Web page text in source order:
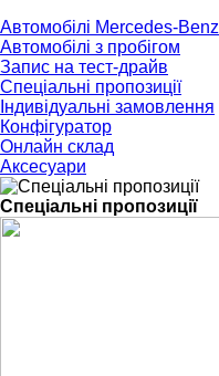
Автомобілі Mercedes-Benz
Автомобілі з пробігом
Запис на тест-драйв
Спеціальні пропозиції
Індивідуальні замовлення
Конфігуратор
Онлайн склад
Аксесуари
Спеціальні пропозиції